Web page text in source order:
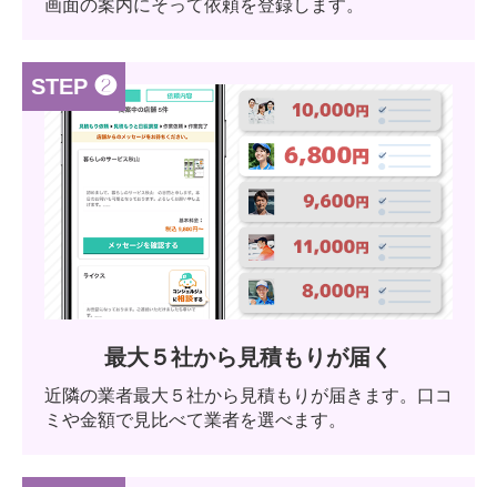
画面の案内にそって依頼を登録します。
STEP ❷
最大５社から見積もりが届く
近隣の業者最大５社から見積もりが届きます。口コ
ミや金額で見比べて業者を選べます。